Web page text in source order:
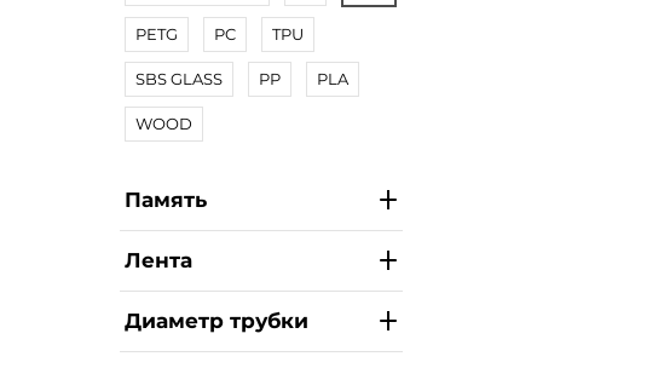
PETG PC TPU
SBS GLASS PP PLA
WOOD
Память
Лента
Диаметр трубки